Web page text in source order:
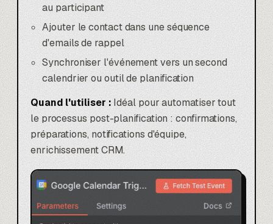
au participant
Ajouter le contact dans une séquence
d'emails de rappel
Synchroniser l'événement vers un second
calendrier ou outil de planification
Quand l'utiliser :Idéal pour automatiser tout
le processus post-planification : confirmations,
préparations, notifications d'équipe,
enrichissement CRM.